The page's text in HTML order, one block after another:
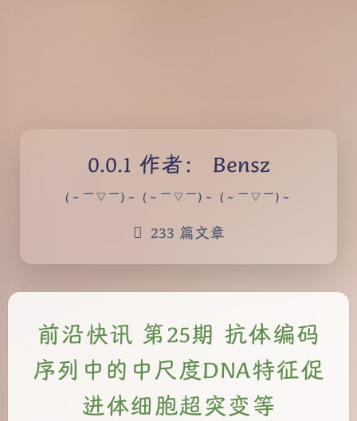
作者： Bensz
(～￣▽￣)～ (～￣▽￣)～ (～￣▽￣)～
233 篇文章
前沿快讯 第25期 抗体编码
序列中的中尺度DNA特征促
进体细胞超突变等